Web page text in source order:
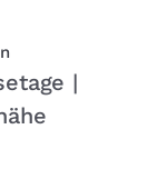
|